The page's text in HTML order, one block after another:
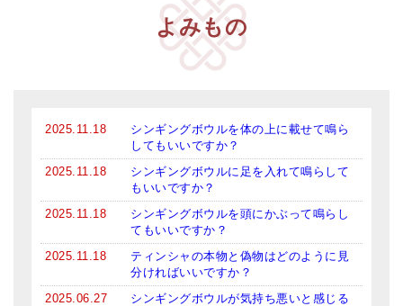
よみもの
2025.11.18
シンギングボウルを体の上に載せて鳴ら
してもいいですか？
2025.11.18
シンギングボウルに足を入れて鳴らして
もいいですか？
2025.11.18
シンギングボウルを頭にかぶって鳴らし
てもいいですか？
2025.11.18
ティンシャの本物と偽物はどのように見
分ければいいですか？
2025.06.27
シンギングボウルが気持ち悪いと感じる